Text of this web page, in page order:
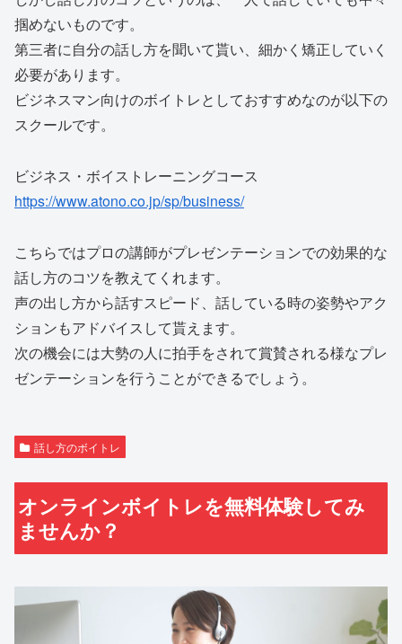
掴めないものです。
第三者に自分の話し方を聞いて貰い、細かく矯正していく
必要があります。
ビジネスマン向けのボイトレとしておすすめなのが以下の
スクールです。
ビジネス・ボイストレーニングコース
https://www.atono.co.jp/sp/business/
こちらではプロの講師がプレゼンテーションでの効果的な
話し方のコツを教えてくれます。
声の出し方から話すスピード、話している時の姿勢やアク
ションもアドバイスして貰えます。
次の機会には大勢の人に拍手をされて賞賛される様なプレ
ゼンテーションを行うことができるでしょう。
話し方のボイトレ
オンラインボイトレを無料体験してみ
ませんか？